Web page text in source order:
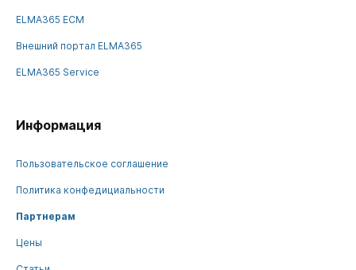
ELMA365 ECM
Внешний портал ELMA365
ELMA365 Service
Информация
Пользовательское соглашение
Политика конфедициальности
Партнерам
Цены